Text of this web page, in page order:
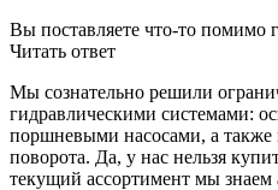
Вы поставляете что-то помимо
Читать ответ
Мы сознательно решили
гидравлическими системами:
поршневыми насосами, а также
поворота. Да, у нас нельзя
текущий ассортимент мы знаем